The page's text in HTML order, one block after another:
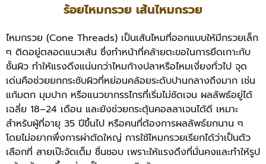
ร้อยไหมกรวย เส้นไหมกรวย
ไหมกรวย (Cone Threads) เป็นเส้นไหมที่ออกแบบให้มีกรวยเล็ก
ๆ ติดอยู่ตลอดแนวเส้น ซึ่งทำหน้าที่คล้ายตะขอในการยึดเกาะกับ
ชั้นผิว ทำให้แรงดึงแน่นกว่าไหมก้างปลาหรือไหมเงี่ยงทั่วไป จุด
เด่นคือช่วยยกกระชับผิวที่หย่อนคล้อยระดับปานกลางถึงมาก เช่น
แก้มตก มุมปาก หรือแนวขากรรไกรที่เริ่มไม่ชัดเจน ผลลัพธ์อยู่ได้
เฉลี่ย 18–24 เดือน และยังช่วยกระตุ้นคอลลาเจนได้ดี เหมาะ
สำหรับผู้ที่อายุ 35 ปีขึ้นไป หรือคนที่ต้องการผลลัพธ์ยกนาน ๆ
โดยไม่อยากพึ่งการผ่าตัดใหญ่ การใช้ไหมกรวยเรียกได้ว่าเป็นตัว
เลือกที่ สายเป๊ะจัดเต็ม ชื่นชอบ เพราะให้แรงดึงที่มั่นคงและทำให้รูป